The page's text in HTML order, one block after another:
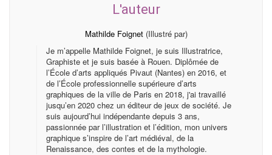
L'auteur
Mathilde Foignet(Illustré par)
Je m’appelle Mathilde Foignet, je suis Illustratrice,
Graphiste et je suis basée à Rouen. Diplômée de
l’École d’arts appliqués Pivaut (Nantes) en 2016, et
de l’École professionnelle supérieure d’arts
graphiques de la ville de Paris en 2018, j'ai travaillé
jusqu’en 2020 chez un éditeur de jeux de société. Je
suis aujourd’hui indépendante depuis 3 ans,
passionnée par l’illustration et l’édition, mon univers
graphique s’inspire de l’art médiéval, de la
Renaissance, des contes et de la mythologie.